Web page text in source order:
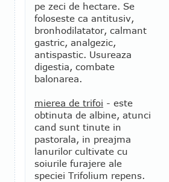
pe zeci de hectare. Se
foloseste ca antitusiv,
bronhodilatator, calmant
gastric, analgezic,
antispastic. Usureaza
digestia, combate
balonarea.
mierea de trifoi - este
obtinuta de albine, atunci
cand sunt tinute in
pastorala, in preajma
lanurilor cultivate cu
soiurile furajere ale
speciei Trifolium repens.